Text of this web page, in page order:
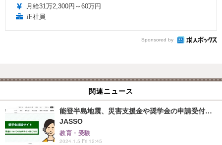
月給31万2,300円～60万円
正社員
Sponsored by
関連ニュース
能登半島地震、災害支援金や奨学金の申請受付…
JASSO
教育・受験
2024.1.5 Fri 12:45